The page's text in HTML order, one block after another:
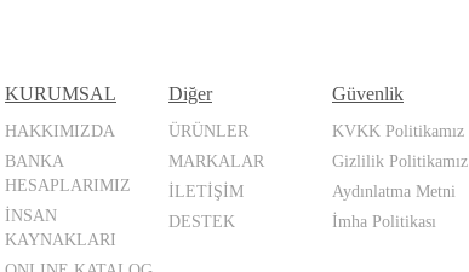
KURUMSAL
HAKKIMIZDA
BANKA
HESAPLARIMIZ
İNSAN
KAYNAKLARI
Diğer
ÜRÜNLER
MARKALAR
İLETİŞİM
DESTEK
Güvenlik
KVKK Politikamız
Gizlilik Politikamız
Aydınlatma Metni
İmha Politikası